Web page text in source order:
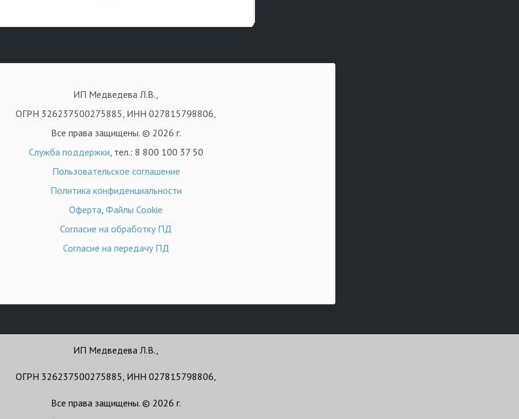
ИП Медведева Л.В.,
ОГРН 326237500275885, ИНН 027815798806,
Все права защищены. © 2026 г.
Служба поддержки, тел.: 8 800 100 37 50
Пользовательское соглашение
Политика конфиденциальности
Оферта, Файлы Cookie
Согласие на обработку ПД
Согласие на передачу ПД
ИП Медведева Л.В.,
ОГРН 326237500275885, ИНН 027815798806,
Все права защищены. © 2026 г.